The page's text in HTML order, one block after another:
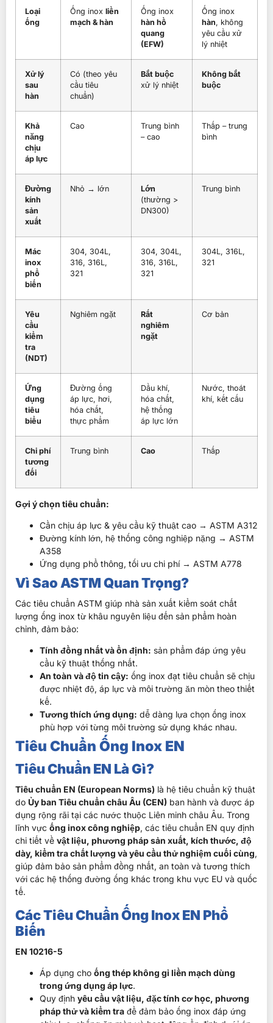
Loại
ống
Ống inox liền
mạch & hàn
Ống inox
hàn hồ
quang
(EFW)
Ống inox
hàn, không
yêu cầu xử
lý nhiệt
Xử lý
sau
hàn
Có (theo yêu
cầu tiêu
chuẩn)
Bắt buộc
xử lý nhiệt
Không bắt
buộc
Khả
năng
chịu
áp lực
Cao
Trung bình
– cao
Thấp – trung
bình
Đường
kính
sản
xuất
Nhỏ → lớn
Lớn
(thường >
DN300)
Trung bình
Mác
inox
phổ
biến
304, 304L,
316, 316L,
321
304, 304L,
316, 316L,
321
304L, 316L,
321
Yêu
cầu
kiểm
tra
(NDT)
Nghiêm ngặt
Rất
nghiêm
ngặt
Cơ bản
Ứng
dụng
tiêu
biểu
Đường ống
áp lực, hơi,
hóa chất,
thực phẩm
Dầu khí,
hóa chất,
hệ thống
áp lực lớn
Nước, thoát
khí, kết cấu
Chi phí
tương
đối
Trung bình Cao Thấp
Gợi ý chọn tiêu chuẩn:
Cần chịu áp lực & yêu cầu kỹ thuật cao → ASTM A312
Đường kính lớn, hệ thống công nghiệp nặng → ASTM
A358
Ứng dụng phổ thông, tối ưu chi phí → ASTM A778
Vì Sao ASTM Quan Trọng?
Các tiêu chuẩn ASTM giúp nhà sản xuất kiểm soát chất
lượng ống inox từ khâu nguyên liệu đến sản phẩm hoàn
chỉnh, đảm bảo:
Tính đồng nhất và ổn định: sản phẩm đáp ứng yêu
cầu kỹ thuật thống nhất.
An toàn và độ tin cậy: ống inox đạt tiêu chuẩn sẽ chịu
được nhiệt độ, áp lực và môi trường ăn mòn theo thiết
kế.
Tương thích ứng dụng: dễ dàng lựa chọn ống inox
phù hợp với từng môi trường sử dụng khác nhau.
Tiêu Chuẩn Ống Inox EN
Tiêu Chuẩn EN Là Gì?
Tiêu chuẩn EN (European Norms) là hệ tiêu chuẩn kỹ thuật
do Ủy ban Tiêu chuẩn châu Âu (CEN) ban hành và được áp
dụng rộng rãi tại các nước thuộc Liên minh châu Âu. Trong
lĩnh vực ống inox công nghiệp, các tiêu chuẩn EN quy định
chi tiết về vật liệu, phương pháp sản xuất, kích thước, độ
dày, kiểm tra chất lượng và yêu cầu thử nghiệm cuối cùng,
giúp đảm bảo sản phẩm đồng nhất, an toàn và tương thích
với các hệ thống đường ống khác trong khu vực EU và quốc
tế.
Các Tiêu Chuẩn Ống Inox EN Phổ
Biến
EN 10216-5
Áp dụng cho ống thép không gỉ liền mạch dùng
trong ứng dụng áp lực.
Quy định yêu cầu vật liệu, đặc tính cơ học, phương
pháp thử và kiểm tra để đảm bảo ống inox đáp ứng